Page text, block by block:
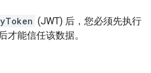
(JWT) 后，您必须先执行
才能信任该数据。